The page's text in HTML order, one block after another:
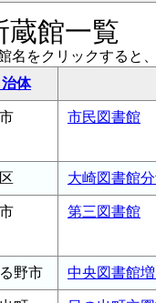
蔵館一覧
名をクリックすると
治体
市民図書館
大崎図書館
第三図書館
野市 中央図書館